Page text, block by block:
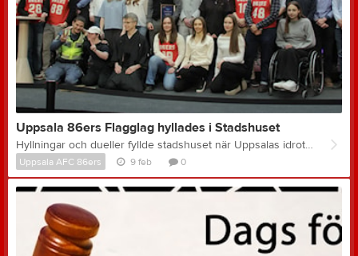
Uppsala 86ers Flagglag hyllades i Stadshuset
Hyllningar och dueller fyllde stadshuset när Uppsalas idrottselit firades på lördagen. Saga och Nora var några av de Uppsalabor som tog chansen att utmana stadens medaljörer. Under lördagen hyllades Uppsalas mest framgångsrika idrottare från det gångna året i stadshuset. Uppsala 86ers flaggfotbollslag som tog sitt 9:e SM-Guld under förra året var på plats och blev hyllade för sina prestationer. Läs mer här: https://www.unt.se/sport/artikel/har-hyllas-uppsalas-elitidrottare/jp229yqr
Uppsala AFC 86ers 9 feb 0